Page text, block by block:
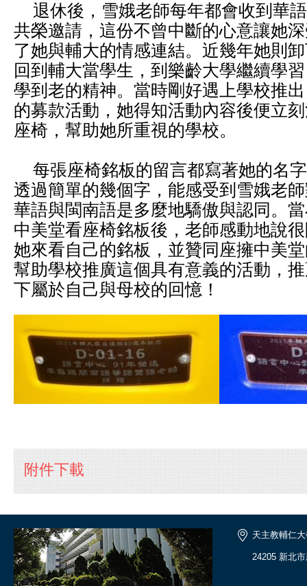
退休後，雪娥老師每年都會收到華
共榮邀請，這份不曾中斷的心意讓她
了她與輔大的情感連結。近幾年她則
回到輔大當學生，到樂齡大學繼續學
學到老的精神。當時剛好遇上學校推
的募款活動，她得知活動內容後便立
座椅，幫助她所重視的學校。
每張座椅銘板的留言都寫著她的名
透過簡單的幾個字，能感受到雪娥老
華語與閩南語是多麼地驕傲與認同。
中美堂看座椅銘板後，老師感動地說
她來看自己的銘板，並贊同座擁中美
幫助學校推廣這個具有意義的活動，
下屬於自己與母校的回憶！
附件下載
天主教輔仁
24205 新北